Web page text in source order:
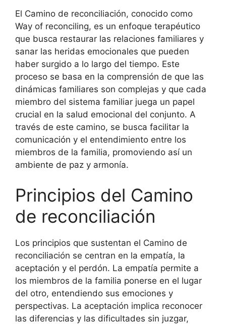
El Camino de reconciliación, conocido como
Way of reconciling, es un enfoque terapéutico
que busca restaurar las relaciones familiares y
sanar las heridas emocionales que pueden
haber surgido a lo largo del tiempo. Este
proceso se basa en la comprensión de que las
dinámicas familiares son complejas y que cada
miembro del sistema familiar juega un papel
crucial en la salud emocional del conjunto. A
través de este camino, se busca facilitar la
comunicación y el entendimiento entre los
miembros de la familia, promoviendo así un
ambiente de paz y armonía.
Principios del Camino
de reconciliación
Los principios que sustentan el Camino de
reconciliación se centran en la empatía, la
aceptación y el perdón. La empatía permite a
los miembros de la familia ponerse en el lugar
del otro, entendiendo sus emociones y
perspectivas. La aceptación implica reconocer
las diferencias y las dificultades sin juzgar,